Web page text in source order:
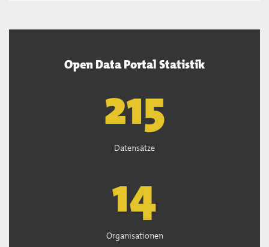
Open Data Portal Statistik
218
Datensätze
14
Organisationen